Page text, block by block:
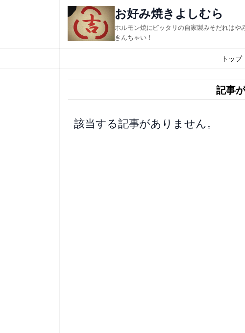
ス
キ
お好み焼きよしむら
ホルモン焼にピッタリの自家製みそだれは
きんちゃい！
トップ
記事
該当する記事がありません。